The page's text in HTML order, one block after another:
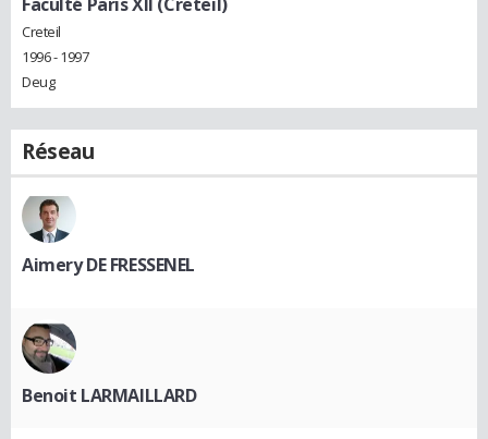
Creteil
1996 - 1997
Deug
Réseau
Aimery DE FRESSENEL
Benoit LARMAILLARD